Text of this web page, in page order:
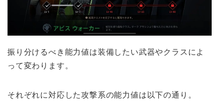
振り分けるべき能力値は装備したい武器やクラスによ
って変わります。
それぞれに対応した攻撃系の能力値は以下の通り。